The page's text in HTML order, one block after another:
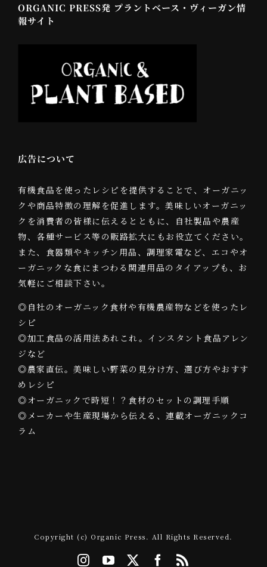
ORGANIC PRESS発 プラントベース・ヴィーガン情
報サイト
広告について
有機食品を使ったレシピを提供することで、オーガニッ
クや商品特徴の理解を促進します。美味しいオーガニッ
クを消費者の皆様に伝えるとともに、自社製品や農産
物、各種サービス等の販路拡大にもお役立てください。
また、食器類やキッチン用品、調理家電など、エコやオ
ーガニックな食にまつわる関連用品のタイアップも、お
気軽にご相談下さい。
◎自社のオーガニック食材や有機農産物などを使ったレ
シピ
◎加工食品の活用法あれこれ。インスタント食品アレン
ジなど
◎農家直伝。美味しい野菜の見分け方、選び方やおすす
めレシピ
◎オーガニックで時短！？食材のセットの調理手順
◎メーカーや生産現場から伝える、連載オーガニックコ
ラム
Copyright (c) Organic Press. All Rights Reserved.
InstagramYouTube Facebook